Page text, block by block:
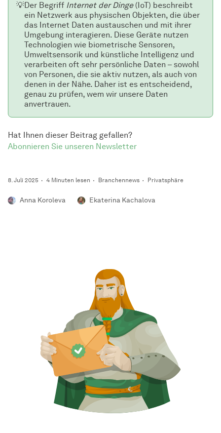
💡Der Begriff Internet der Dinge(IoT) beschreibt
ein Netzwerk aus physischen Objekten, die über
das Internet Daten austauschen und mit ihrer
Umgebung interagieren. Diese Geräte nutzen
Technologien wie biometrische Sensoren,
Umweltsensorik und künstliche Intelligenz und
verarbeiten oft sehr persönliche Daten – sowohl
von Personen, die sie aktiv nutzen, als auch von
denen in der Nähe. Daher ist es entscheidend,
genau zu prüfen, wem wir unsere Daten
anvertrauen.
Hat Ihnen dieser Beitrag gefallen?
Abonnieren Sie unseren Newsletter
8. Juli 2025 4 Minuten lesen Branchennews Privatsphäre
Anna Koroleva Ekaterina Kachalova